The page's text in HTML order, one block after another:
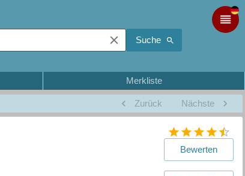
Suche
Merkliste
Zurück Nächste
Bewerten